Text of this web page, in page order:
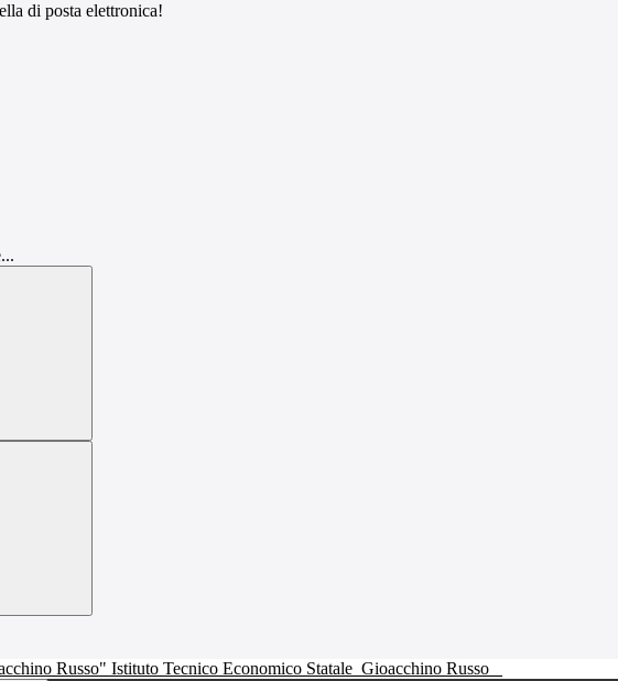
di posta elettronica!
Istituto Tecnico Economico Statale Gioacchino Russo